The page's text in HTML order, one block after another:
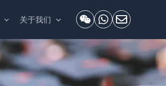
关于我们